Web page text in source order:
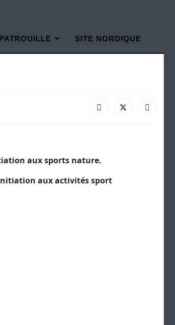
SITE NORDIQUE
aux sports nature.
aux activités sport